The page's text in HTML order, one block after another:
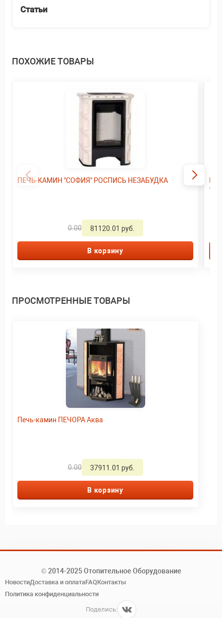
Статьи
ПОХОЖИЕ ТОВАРЫ
ПЕЧЬ-КАМИН "СОФИЯ" РОСПИСЬ НЕЗАБУДКА
0.00 81120.01 руб.
В корзину
ПРОСМОТРЕННЫЕ ТОВАРЫ
Печь-камин ПЕЧОРА Аква
0.00 37911.01 руб.
В корзину
© 2014-2025 Отопительное Оборудование
НовостиДоставка и оплатаFAQКонтакты
Политика конфиденциальности
Поделись: